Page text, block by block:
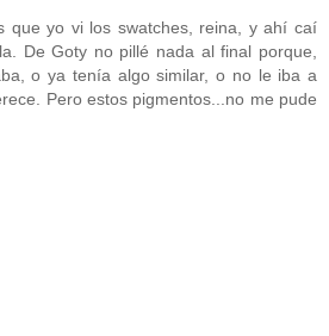
que yo vi los swatches, reina, y ahí caí
De Goty no pillé nada al final porque,
o ya tenía algo similar, o no le iba a
Pero estos pigmentos...no me pude